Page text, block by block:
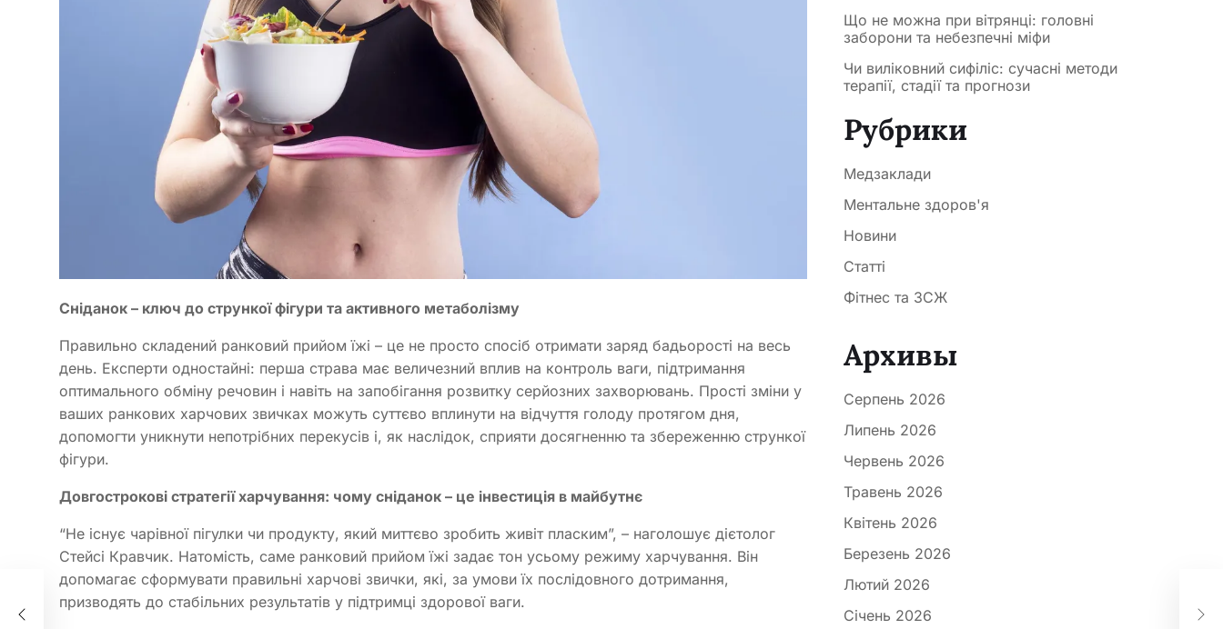
Сніданок – ключ до стрункої фігури та активного метаболізму
Правильно складений ранковий прийом їжі – це не просто спосіб отримати заряд бадьорості на весь
день. Експерти одностайні: перша страва має величезний вплив на контроль ваги, підтримання
оптимального обміну речовин і навіть на запобігання розвитку серйозних захворювань. Прості зміни у
ваших ранкових харчових звичках можуть суттєво вплинути на відчуття голоду протягом дня,
допомогти уникнути непотрібних перекусів і, як наслідок, сприяти досягненню та збереженню стрункої
фігури.
Довгострокові стратегії харчування: чому сніданок – це інвестиція в майбутнє
“Не існує чарівної пігулки чи продукту, який миттєво зробить живіт пласким”, – наголошує дієтолог
Стейсі Кравчик. Натомість, саме ранковий прийом їжі задає тон усьому режиму харчування. Він
допомагає сформувати правильні харчові звички, які, за умови їх послідовного дотримання,
призводять до стабільних результатів у підтримці здорової ваги.
Що не можна при вітрянці: головні
заборони та небезпечні міфи
Чи виліковний сифіліс: сучасні методи
терапії, стадії та прогнози
Рубрики
Медзаклади
Ментальне здоров'я
Новини
Статті
Фітнес та ЗСЖ
Архивы
Серпень 2026
Липень 2026
Червень 2026
Травень 2026
Квітень 2026
Березень 2026
Лютий 2026
Січень 2026